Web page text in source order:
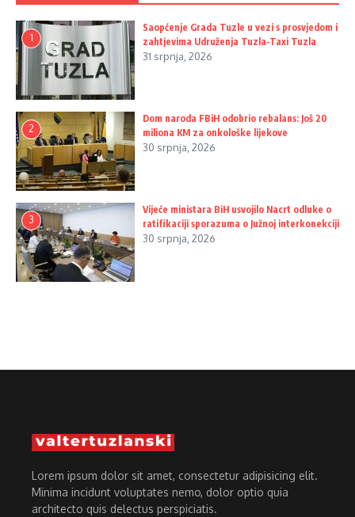
1
Saopćenje Grada Tuzle u vezi s prosvjedom i
zahtjevima Udruženja Tuzla-Taxi Tuzla
31 srpnja, 2026
2
Dom naroda FBiH odobrio rebalans: Još 20
miliona KM za onkološke lijekove
30 srpnja, 2026
3
Vijeće ministara BiH usvojilo Nacrt odluke o
ratifikaciji sporazuma o Južnoj interkonekciji
30 srpnja, 2026
Lorem ipsum dolor sit amet, consectetur adipisicing elit.
Minima incidunt voluptates nemo, dolor optio quia
architecto quis delectus perspiciatis.